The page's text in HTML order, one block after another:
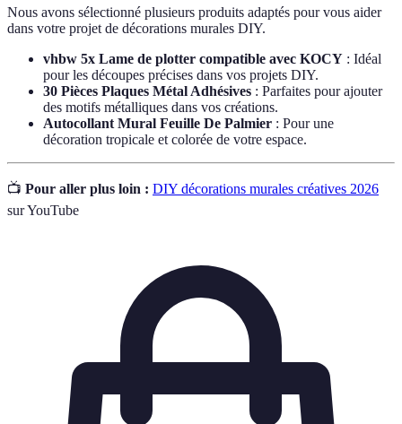
Nous avons sélectionné plusieurs produits adaptés pour vous aider
dans votre projet de décorations murales DIY.
vhbw 5x Lame de plotter compatible avec KOCY : Idéal
pour les découpes précises dans vos projets DIY.
30 Pièces Plaques Métal Adhésives : Parfaites pour ajouter
des motifs métalliques dans vos créations.
Autocollant Mural Feuille De Palmier : Pour une
décoration tropicale et colorée de votre espace.
📺 Pour aller plus loin : DIY décorations murales créatives 2026
sur YouTube